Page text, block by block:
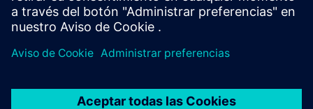
enviaremos un presupuesto personalizado.
Solicitar presupuesto exclusivo